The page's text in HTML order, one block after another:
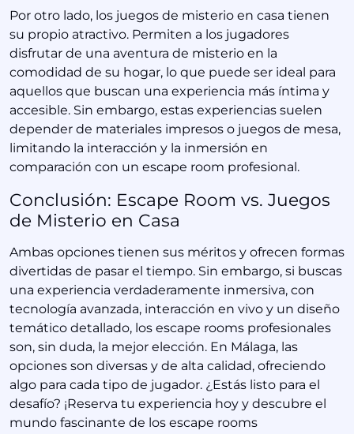
Por otro lado, los juegos de misterio en casa tienen
su propio atractivo. Permiten a los jugadores
disfrutar de una aventura de misterio en la
comodidad de su hogar, lo que puede ser ideal para
aquellos que buscan una experiencia más íntima y
accesible. Sin embargo, estas experiencias suelen
depender de materiales impresos o juegos de mesa,
limitando la interacción y la inmersión en
comparación con un escape room profesional.
Conclusión: Escape Room vs. Juegos
de Misterio en Casa
Ambas opciones tienen sus méritos y ofrecen formas
divertidas de pasar el tiempo. Sin embargo, si buscas
una experiencia verdaderamente inmersiva, con
tecnología avanzada, interacción en vivo y un diseño
temático detallado, los escape rooms profesionales
son, sin duda, la mejor elección. En Málaga, las
opciones son diversas y de alta calidad, ofreciendo
algo para cada tipo de jugador. ¿Estás listo para el
desafío? ¡Reserva tu experiencia hoy y descubre el
mundo fascinante de los escape rooms